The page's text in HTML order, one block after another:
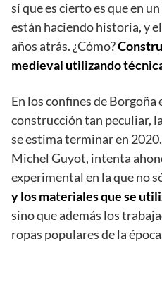
sí que es cierto es que en
están haciendo historia, y
años atrás. ¿Cómo?
medieval utilizando
En los confines de
construcción tan peculiar,
se estima terminar en
Michel Guyot, intenta
experimental en la que no
y los materiales que se
sino que además los
ropas populares de la